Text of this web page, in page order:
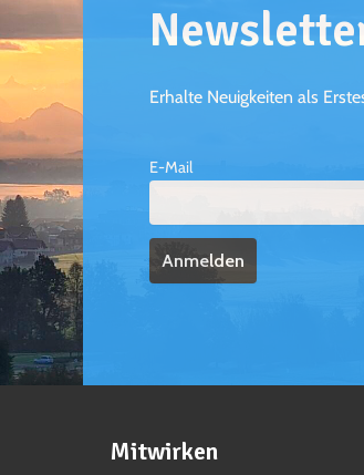
Erhalte Neuigkeiten als
E-Mail
Mitwirken